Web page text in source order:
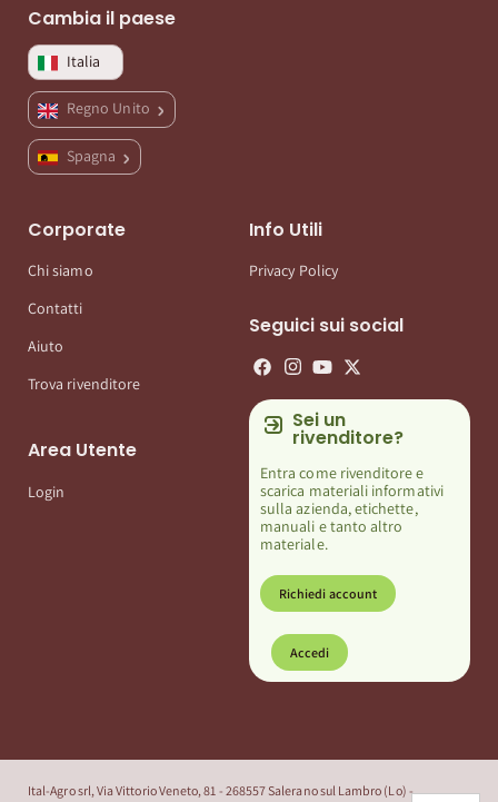
Cambia il paese
Italia
Regno Unito
Spagna
Corporate
Chi siamo
Contatti
Aiuto
Trova rivenditore
Area Utente
Login
Info Utili
Privacy Policy
Seguici sui social
Sei un
rivenditore?
Entra come rivenditore e
scarica materiali informativi
sulla azienda, etichette,
manuali e tanto altro
materiale.
Richiedi account
Accedi
Ital-Agro srl, Via Vittorio Veneto, 81 - 268557 Salerano sul Lambro (Lo) -